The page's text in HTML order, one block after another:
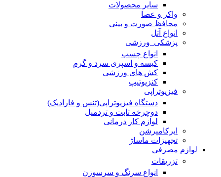
سایر محصولات
واکر و عصا
محافظ صورت و بینی
انواع آتل
پزشکی_ورزشی
انواع چسب
کیسه و اسپری سرد و گرم
کش های ورزشی
کنزیوتیپ
فیزیوتراپی
دستگاه فیزیوتراپی(تنس و فارادیک)
دوچرخه ثابت و تردمیل
لوازم کار درمانی
ایرکامپرشن
تجهیزات ماساژ
لوازم مصرفی
تزریقات
انواع سرنگ و سرسوزن